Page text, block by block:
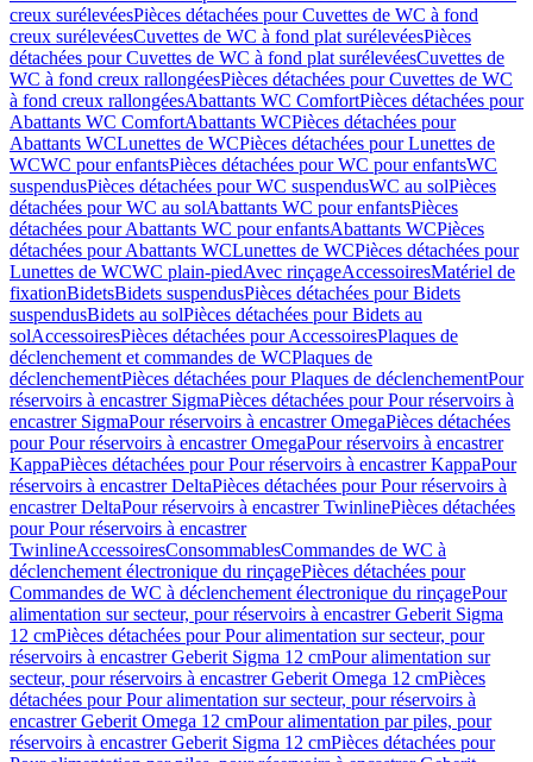
creux surélevéesPièces détachées pour Cuvettes de WC à fond
creux surélevéesCuvettes de WC à fond plat surélevéesPièces
détachées pour Cuvettes de WC à fond plat surélevéesCuvettes de
WC à fond creux rallongéesPièces détachées pour Cuvettes de WC
à fond creux rallongéesAbattants WC ComfortPièces détachées pour
Abattants WC ComfortAbattants WCPièces détachées pour
Abattants WCLunettes de WCPièces détachées pour Lunettes de
WCWC pour enfantsPièces détachées pour WC pour enfantsWC
suspendusPièces détachées pour WC suspendusWC au solPièces
détachées pour WC au solAbattants WC pour enfantsPièces
détachées pour Abattants WC pour enfantsAbattants WCPièces
détachées pour Abattants WCLunettes de WCPièces détachées pour
Lunettes de WCWC plain-piedAvec rinçageAccessoiresMatériel de
fixationBidetsBidets suspendusPièces détachées pour Bidets
suspendusBidets au solPièces détachées pour Bidets au
solAccessoiresPièces détachées pour AccessoiresPlaques de
déclenchement et commandes de WCPlaques de
déclenchementPièces détachées pour Plaques de déclenchementPour
réservoirs à encastrer SigmaPièces détachées pour Pour réservoirs à
encastrer SigmaPour réservoirs à encastrer OmegaPièces détachées
pour Pour réservoirs à encastrer OmegaPour réservoirs à encastrer
KappaPièces détachées pour Pour réservoirs à encastrer KappaPour
réservoirs à encastrer DeltaPièces détachées pour Pour réservoirs à
encastrer DeltaPour réservoirs à encastrer TwinlinePièces détachées
pour Pour réservoirs à encastrer
TwinlineAccessoiresConsommablesCommandes de WC à
déclenchement électronique du rinçagePièces détachées pour
Commandes de WC à déclenchement électronique du rinçagePour
alimentation sur secteur, pour réservoirs à encastrer Geberit Sigma
12 cmPièces détachées pour Pour alimentation sur secteur, pour
réservoirs à encastrer Geberit Sigma 12 cmPour alimentation sur
secteur, pour réservoirs à encastrer Geberit Omega 12 cmPièces
détachées pour Pour alimentation sur secteur, pour réservoirs à
encastrer Geberit Omega 12 cmPour alimentation par piles, pour
réservoirs à encastrer Geberit Sigma 12 cmPièces détachées pour